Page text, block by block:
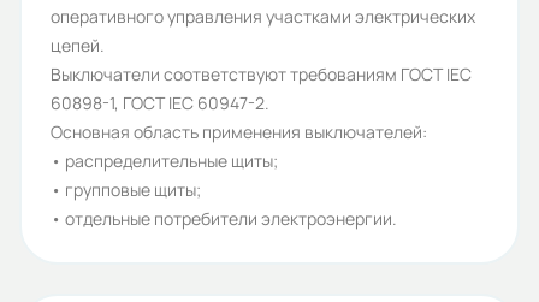
Класс токоограничения:
3
Рабочее напряжение (В):
240/415
Номинальное напряжение
изоляции (В):
оперативного управления участками электрических
цепей.
Выключатели соответствуют требованиям ГОСТ IEC
60898-1, ГОСТ IEC 60947-2.
Основная область применения выключателей:
• распределительные щиты;
• групповые щиты;
• отдельные потребители электроэнергии.